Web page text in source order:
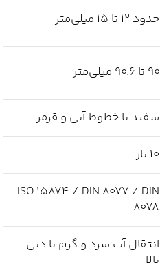
حدود 12 تا 15 میلی‌متر
90 تا 90.6 میلی‌متر
سفید با خطوط آبی و قرمز
10 بار
ISO 15874 / DIN 8077 / DIN
8078
انتقال آب سرد و گرم با دبی
بالا